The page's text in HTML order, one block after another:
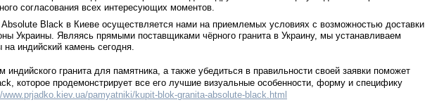
согласования всех интересующих моментов.
Absolute Black в Киеве осуществляется нами на приемлемых условиях с возможностью доставки
Украины. Являясь прямыми поставщиками чёрного гранита в Украину, мы устанавливаем
индийский камень сегодня.
гранита для памятника, а также убедиться в правильности своей заявки поможет
которое продемонстрирует все его лучшие визуальные особенности, форму и специфику
www.prjadko.kiev.ua/pamyatniki/kupit-blok-granita-absolute-black.html